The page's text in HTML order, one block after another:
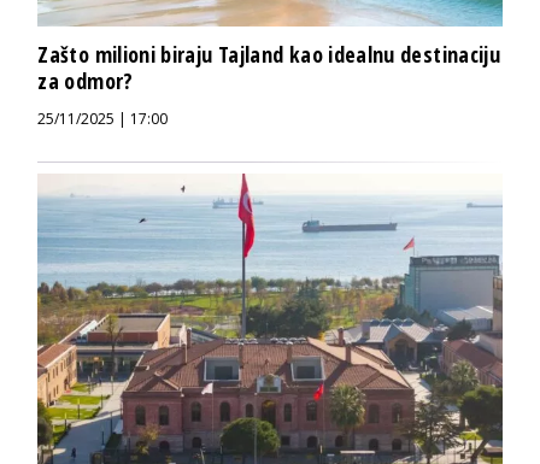
Zašto milioni biraju Tajland kao idealnu destinaciju
za odmor?
25/11/2025 | 17:00